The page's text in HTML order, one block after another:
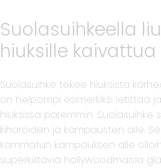
Suolasuihkeella
hiuksille
Suolasuihke tekee hiuksista
on helpompi esimerkiksi letittää
hiuksissa paremmin. Suolasuihke
kiharoiden ja kampausten alle.
kammatun kampauksen alle
superkiiltäviä hollywoodmaisia